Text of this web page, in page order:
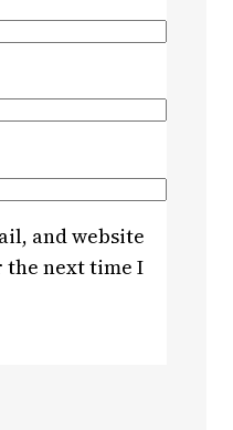
and website
next time I